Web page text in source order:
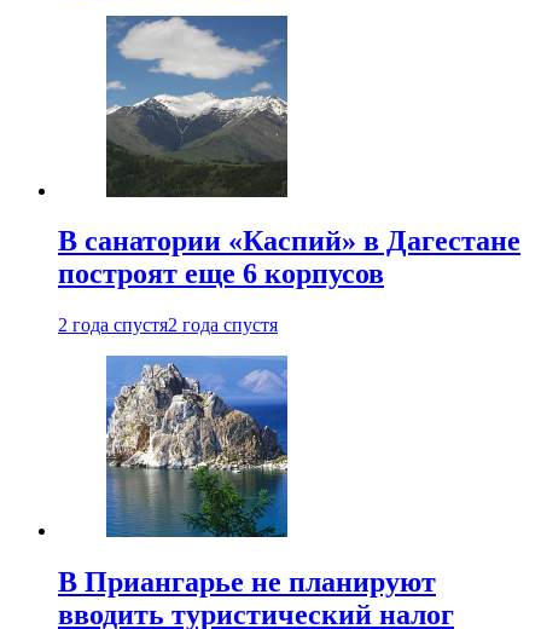
В санатории «Каспий» в Дагестане
построят еще 6 корпусов
2 года спустя2 года спустя
В Приангарье не планируют
вводить туристический налог